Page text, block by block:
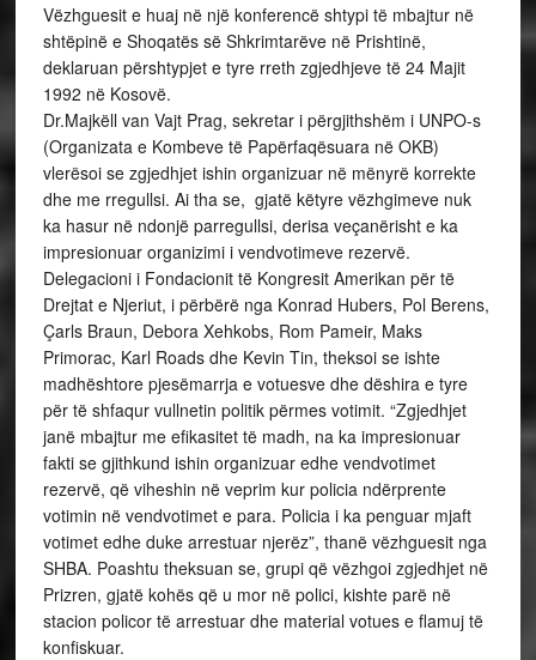
Vëzhguesit e huaj në një konferencë shtypi të mbajtur në
shtëpinë e Shoqatës së Shkrimtarëve në Prishtinë,
deklaruan përshtypjet e tyre rreth zgjedhjeve të 24 Majit
1992 në Kosovë.
Dr.Majkëll van Vajt Prag, sekretar i përgjithshëm i UNPO-s
(Organizata e Kombeve të Papërfaqësuara në OKB)
vlerësoi se zgjedhjet ishin organizuar në mënyrë korrekte
dhe me rregullsi. Ai tha se, gjatë këtyre vëzhgimeve nuk
ka hasur në ndonjë parregullsi, derisa veçanërisht e ka
impresionuar organizimi i vendvotimeve rezervë.
Delegacioni i Fondacionit të Kongresit Amerikan për të
Drejtat e Njeriut, i përbërë nga Konrad Hubers, Pol Berens,
Çarls Braun, Debora Xehkobs, Rom Pameir, Maks
Primorac, Karl Roads dhe Kevin Tin, theksoi se ishte
madhështore pjesëmarrja e votuesve dhe dëshira e tyre
për të shfaqur vullnetin politik përmes votimit. “Zgjedhjet
janë mbajtur me efikasitet të madh, na ka impresionuar
fakti se gjithkund ishin organizuar edhe vendvotimet
rezervë, që viheshin në veprim kur policia ndërprente
votimin në vendvotimet e para. Policia i ka penguar mjaft
votimet edhe duke arrestuar njerëz”, thanë vëzhguesit nga
SHBA. Poashtu theksuan se, grupi që vëzhgoi zgjedhjet në
Prizren, gjatë kohës që u mor në polici, kishte parë në
stacion policor të arrestuar dhe material votues e flamuj të
konfiskuar.